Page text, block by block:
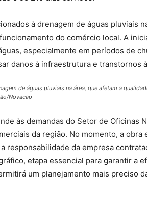
à drenagem de águas pluviais
do comércio local. A
especialmente em períodos de
danos à infraestrutura e transtornos
de águas pluviais na área, que afetam a
Novacap
às demandas do Setor de Oficinas
da região. No momento, a obra
responsabilidade da empresa
etapa essencial para garantir a
um planejamento mais preciso